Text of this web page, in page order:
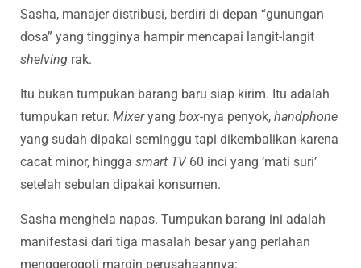
Sasha, manajer distribusi, berdiri di depan “gunungan
dosa” yang tingginya hampir mencapai langit-langit
shelving rak.
Itu bukan tumpukan barang baru siap kirim. Itu adalah
tumpukan retur. Mixeryang box-nya penyok, handphone
yang sudah dipakai seminggu tapi dikembalikan karena
cacat minor, hingga smart TV60 inci yang ‘mati suri’
setelah sebulan dipakai konsumen.
Sasha menghela napas. Tumpukan barang ini adalah
manifestasi dari tiga masalah besar yang perlahan
menggerogoti margin perusahaannya: